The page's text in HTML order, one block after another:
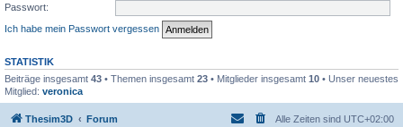
Passwort:
Ich habe mein Passwort vergessen
STATISTIK
Beiträge insgesamt 43 • Themen insgesamt 23 • Mitglieder insgesamt 10 • Unser neuestes
Mitglied: veronica
Thesim3D Forum Alle Zeiten sind UTC+02:00